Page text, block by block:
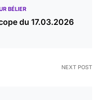
BÉLIER
du 17.03.2026
NEXT POST